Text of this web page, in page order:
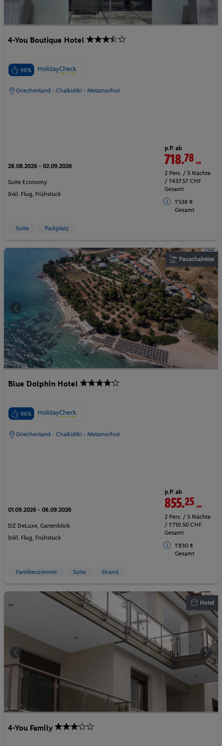
4-You Boutique Hotel
96%
Griechenland - Chalkidiki - Metamorfosi
28.08.2026 - 02.09.2026
Suite Economy
Inkl. Flug, Frühstück
p.P. ab
718.78CHF
2 Pers. / 5 Nächte
/ 1'437.57 CHF
Gesamt
1'538 €
Gesamt
Suite Parkplatz
Pauschalreise
Blue Dolphin Hotel
96%
Griechenland - Chalkidiki - Metamorfosi
01.09.2026 - 06.09.2026
DZ DeLuxe, Gartenblick
Inkl. Flug, Frühstück
p.P. ab
855.25CHF
2 Pers. / 5 Nächte
/ 1'710.50 CHF
Gesamt
1'830 €
Gesamt
Familienzimmer Suite Strand
Hotel
4-You Family